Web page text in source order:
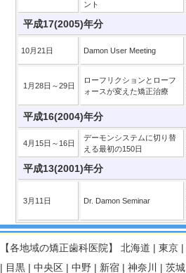
ント
平成17(2005)年分
10月21日 Damon User Meeting
1月28日～29日
ローフリクションとローフ
ォースが変えた矯正治療
平成16(2004)年分
4月15日～16日
デーモンシステムに切り替
える最初の150日
平成13(2001)年分
3月11日 Dr. Damon Seminar
【各地域の矯正歯科医院】 北海道 東京
目黒 中央区 中野 新宿 神奈川 茨城